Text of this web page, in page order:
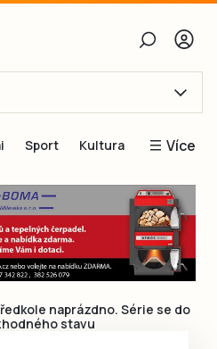
Obnovit heslo
se
přes Facebook
chci se
Sport Kultura Více
Blogy
Inspirace
Čtenáři píší
Speciální přílohy
naprázdno. Série se do
stavu